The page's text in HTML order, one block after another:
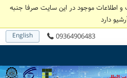
و اطلاعات موجود در این سایت صرفا جنبه
دارد
09364906483
English